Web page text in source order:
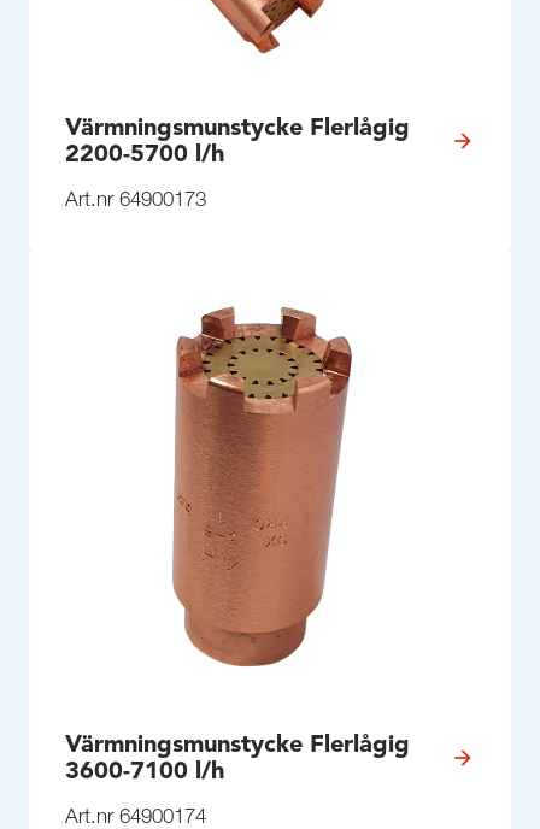
Värmningsmunstycke Flerlågig
2200-5700 l/h
Art.nr 64900173
Värmningsmunstycke Flerlågig
3600-7100 l/h
Art.nr 64900174